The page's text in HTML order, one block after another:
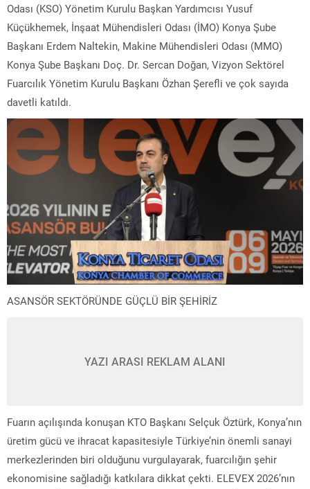
Odası (KSO) Yönetim Kurulu Başkan Yardımcısı Yusuf
Küçükhemek, İnşaat Mühendisleri Odası (İMO) Konya Şube
Başkanı Erdem Naltekin, Makine Mühendisleri Odası (MMO)
Konya Şube Başkanı Doç. Dr. Sercan Doğan, Vizyon Sektörel
Fuarcılık Yönetim Kurulu Başkanı Özhan Şerefli ve çok sayıda
davetli katıldı.
ASANSÖR SEKTÖRÜNDE GÜÇLÜ BİR ŞEHİRİZ
YAZI ARASI REKLAM ALANI
Fuarın açılışında konuşan KTO Başkanı Selçuk Öztürk, Konya’nın
üretim gücü ve ihracat kapasitesiyle Türkiye’nin önemli sanayi
merkezlerinden biri olduğunu vurgulayarak, fuarcılığın şehir
ekonomisine sağladığı katkılara dikkat çekti. ELEVEX 2026’nın